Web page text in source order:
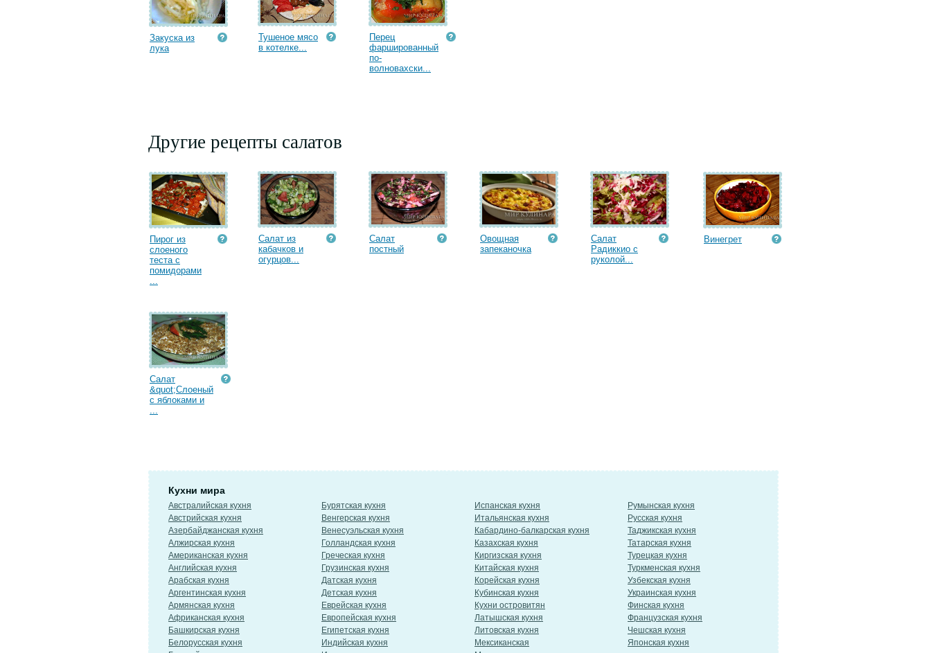
Закуска из
лука
Тушеное мясо
в котелке...
Перец
фаршированный
по-
волновахски...
Другие рецепты салатов
Пирог из
слоеного
теста с
помидорами
...
Салат из
кабачков и
огурцов...
Салат
постный
Овощная
запеканочка
Салат
Радиккио с
руколой...
Винегрет
Салат
&quot;Слоеный
с яблоками и
...
Кухни мира
Австралийская кухня
Австрийская кухня
Азербайджанская кухня
Алжирская кухня
Американская кухня
Английская кухня
Арабская кухня
Аргентинская кухня
Армянская кухня
Африканская кухня
Башкирская кухня
Белорусская кухня
Бурятская кухня
Венгерская кухня
Венесуэльская кухня
Голландская кухня
Греческая кухня
Грузинская кухня
Датская кухня
Детская кухня
Еврейская кухня
Европейская кухня
Египетская кухня
Индийская кухня
Испанская кухня
Итальянская кухня
Кабардино-балкарская кухня
Казахская кухня
Киргизская кухня
Китайская кухня
Корейская кухня
Кубинская кухня
Кухни островитян
Латышская кухня
Литовская кухня
Мексиканская
Румынская кухня
Русская кухня
Таджикская кухня
Татарская кухня
Турецкая кухня
Туркменская кухня
Узбекская кухня
Украинская кухня
Финская кухня
Французская кухня
Чешская кухня
Японская кухня